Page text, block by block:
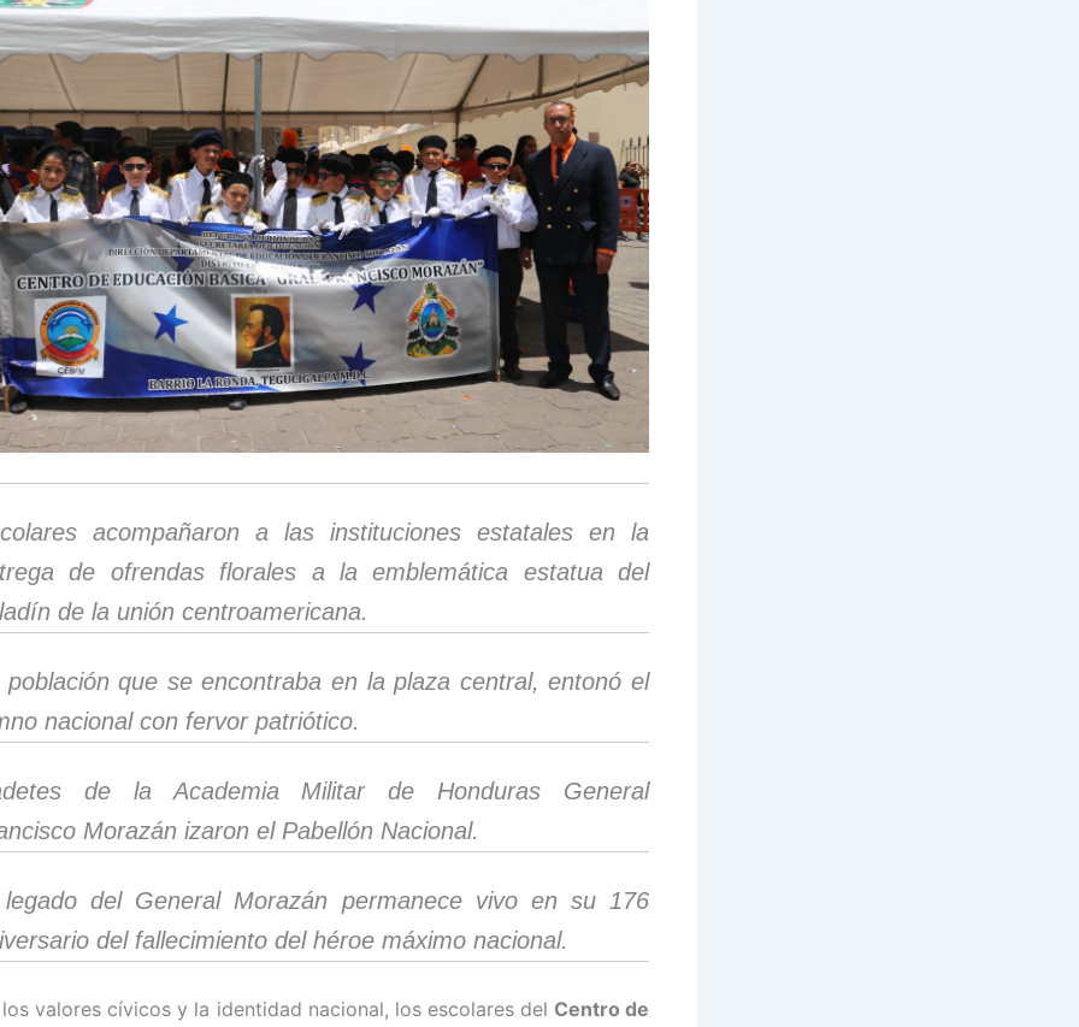
acompañaron a las instituciones estatales en la
de ofrendas florales a la emblemática estatua del
de la unión centroamericana.
población que se encontraba en la plaza central, entonó el
nacional con fervor patriótico.
de la Academia Militar de Honduras General
Morazán izaron el Pabellón Nacional.
del General Morazán permanece vivo en su 176
del fallecimiento del héroe máximo nacional.
valores cívicos y la identidad nacional, los escolares del Centro de